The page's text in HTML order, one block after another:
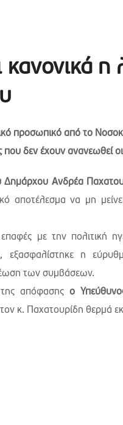
κανονικά
προσωπικό από το
δεν έχουν ανανεωθεί
Δημάρχου Ανδρέα
αποτέλεσμα να μη
με την πολιτική
εξασφαλίστηκε η
των συμβάσεων.
απόφασηςο
τον κ. Παχατουρίδη θερμά